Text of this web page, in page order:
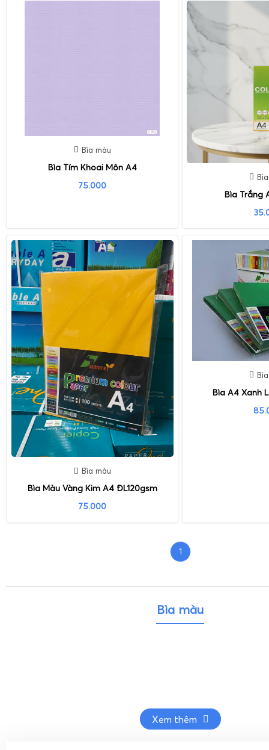
Bìa màu
Bìa Tím Khoai Môn A4
75.000
Bìa Trắng
Bìa màu
Bìa Màu Vàng Kim A4 ĐL120gsm
75.000
Bìa A4 Xanh
1
Bìa màu
Xem thêm